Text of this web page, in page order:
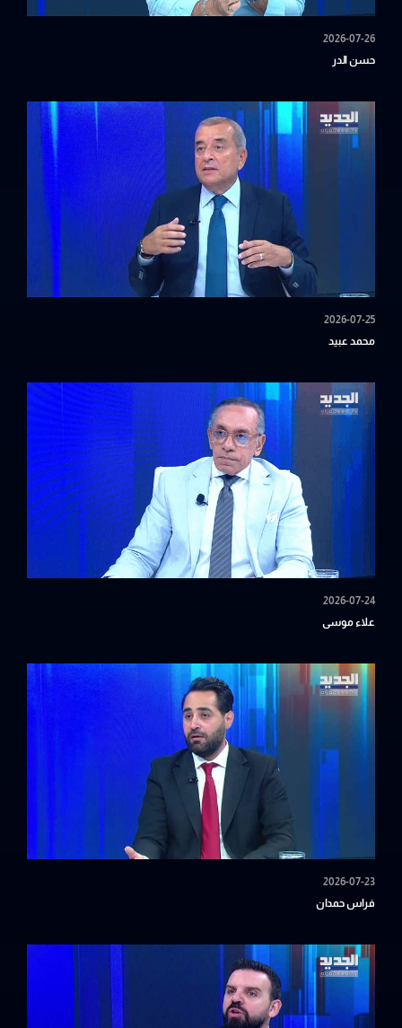
2026-07-26
حسن الدر
2026-07-25
محمد عبيد
2026-07-24
علاء موسى
2026-07-23
فراس حمدان